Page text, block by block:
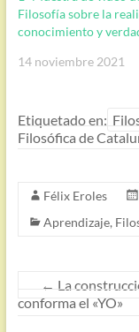
Filosofía sobre la
conocimiento y
14 noviembre 2021
Etiquetado en:
Filosófica de
Félix Eroles
Aprendizaje,
← La
conforma el «YO»